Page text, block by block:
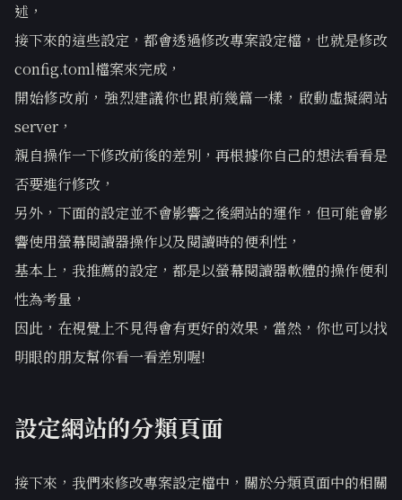
述，
接下來的這些設定，都會透過修改專案設定檔，也就是修改
config.toml檔案來完成，
開始修改前，強烈建議你也跟前幾篇一樣，啟動虛擬網站
server，
親自操作一下修改前後的差別，再根據你自己的想法看看是
否要進行修改，
另外，下面的設定並不會影響之後網站的運作，但可能會影
響使用螢幕閱讀器操作以及閱讀時的便利性，
基本上，我推薦的設定，都是以螢幕閱讀器軟體的操作便利
性為考量，
因此，在視覺上不見得會有更好的效果，當然，你也可以找
明眼的朋友幫你看一看差別喔!
設定網站的分類頁面
接下來，我們來修改專案設定檔中，關於分類頁面中的相關